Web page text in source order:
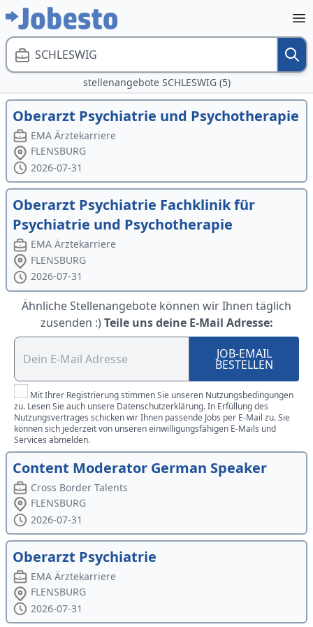
SCHLESWIG
stellenangebote SCHLESWIG (5)
Oberarzt Psychiatrie und Psychotherapie
EMA Ärztekarriere
FLENSBURG
2026-07-31
Oberarzt Psychiatrie Fachklinik für
Psychiatrie und Psychotherapie
EMA Ärztekarriere
FLENSBURG
2026-07-31
Ähnliche Stellenangebote können wir Ihnen täglich
zusenden :) Teile uns deine E-Mail Adresse:
JOB-EMAIL
BESTELLEN
Mit Ihrer Registrierung stimmen Sie unseren Nutzungsbedingungen
zu. Lesen Sie auch unsere Datenschutzerklärung. In Erfüllung des
Nutzungsvertrages schicken wir Ihnen passende Jobs per E-Mail zu. Sie
können sich jederzeit von unseren einwilligungsfähigen E-Mails und
Services abmelden.
Content Moderator German Speaker
Cross Border Talents
FLENSBURG
2026-07-31
Oberarzt Psychiatrie
EMA Ärztekarriere
FLENSBURG
2026-07-31